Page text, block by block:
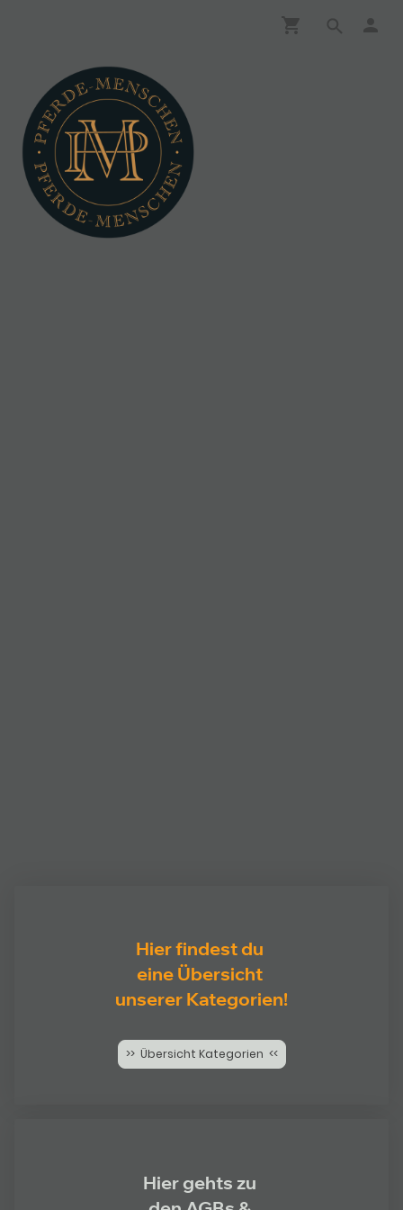
Hier findest du
eine Übersicht
unserer Kategorien!
>> Übersicht Kategorien <<
Hier gehts zu